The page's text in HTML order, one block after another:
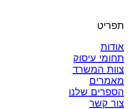
תפריט
אודות
תחומי עיסוק
צוות המשרד
מאמרים
הספרים שלנו
צור קשר